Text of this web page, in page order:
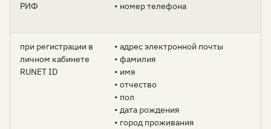
РИФ
• номер телефона
при регистрации в
личном кабинете
RUNET ID
• адрес электронной почты
• фамилия
• имя
• отчество
• пол
• дата рождения
• город проживания